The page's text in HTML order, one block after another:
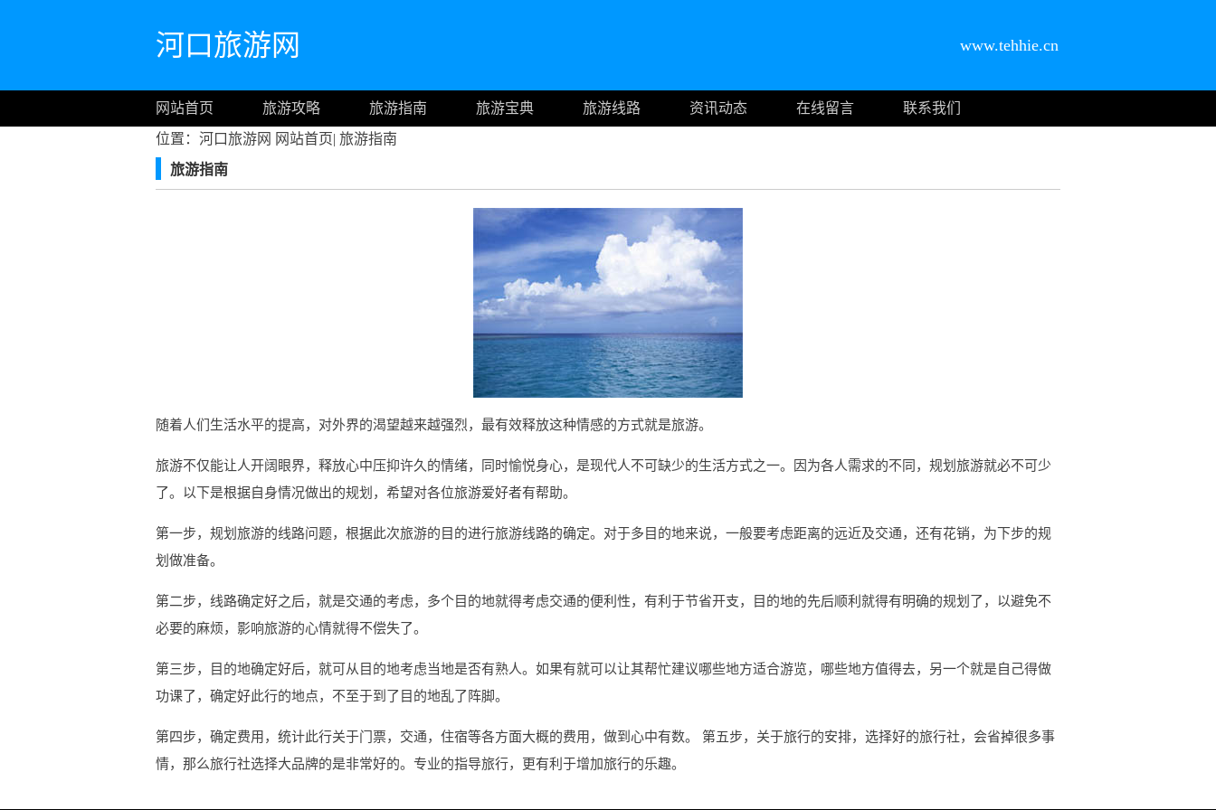
河口旅游网 www.tehhie.cn
网站首页 旅游攻略 旅游指南 旅游宝典 旅游线路 资讯动态 在线留言
联系我们
位置：河口旅游网 网站首页| 旅游指南
旅游指南
随着人们生活水平的提高，对外界的渴望越来越强烈，最有效释放这种情感的方式就是旅游。
旅游不仅能让人开阔眼界，释放心中压抑许久的情绪，同时愉悦身心，是现代人不可缺少的生活方式之一。因为各人需求的不同，规划旅游就必不可少
了。以下是根据自身情况做出的规划，希望对各位旅游爱好者有帮助。
第一步，规划旅游的线路问题，根据此次旅游的目的进行旅游线路的确定。对于多目的地来说，一般要考虑距离的远近及交通，还有花销，为下步的规
划做准备。
第二步，线路确定好之后，就是交通的考虑，多个目的地就得考虑交通的便利性，有利于节省开支，目的地的先后顺利就得有明确的规划了，以避免不
必要的麻烦，影响旅游的心情就得不偿失了。
第三步，目的地确定好后，就可从目的地考虑当地是否有熟人。如果有就可以让其帮忙建议哪些地方适合游览，哪些地方值得去，另一个就是自己得做
功课了，确定好此行的地点，不至于到了目的地乱了阵脚。
第四步，确定费用，统计此行关于门票，交通，住宿等各方面大概的费用，做到心中有数。 第五步，关于旅行的安排，选择好的旅行社，会省掉很多事
情，那么旅行社选择大品牌的是非常好的。专业的指导旅行，更有利于增加旅行的乐趣。